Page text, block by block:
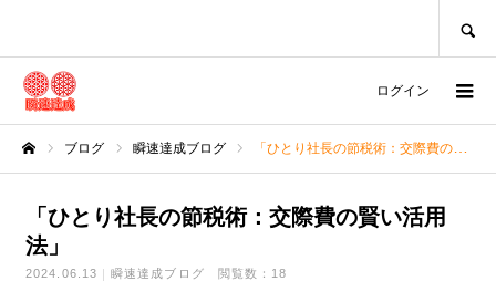
ログイン
ブログ 瞬速達成ブログ 「ひとり社長の節税術：交際費の賢い活用法」
「ひとり社長の節税術：交際費の賢い活用
法」
2024.06.13 瞬速達成ブログ 閲覧数：18